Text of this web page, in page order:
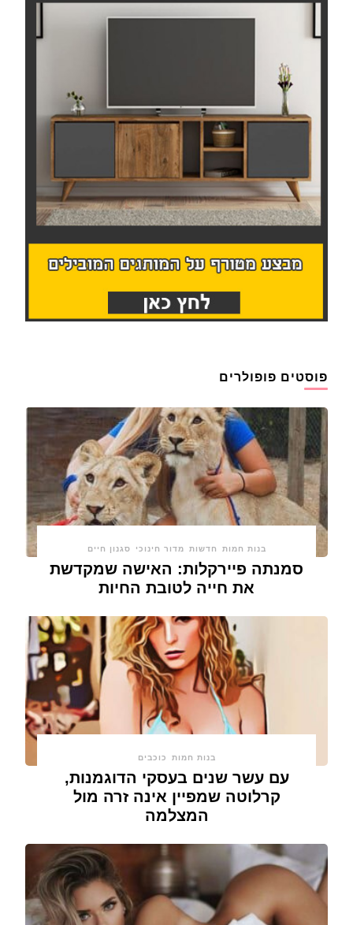
פוסטים פופולרים
בנות חמות חדשות מדור חינוכי סגנון חיים
סמנתה פיירקלות: האישה שמקדשת
את חייה לטובת החיות
בנות חמות כוכבים
עם עשר שנים בעסקי הדוגמנות,
קרלוטה שמפיין אינה זרה מול
המצלמה